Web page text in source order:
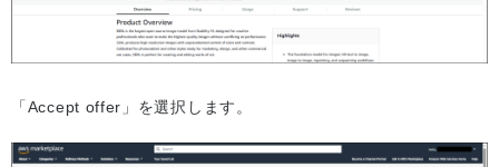
「Accept offer」を選択します。